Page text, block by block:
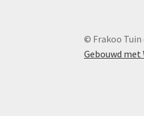
© Frakoo Tuin
Gebouwd met